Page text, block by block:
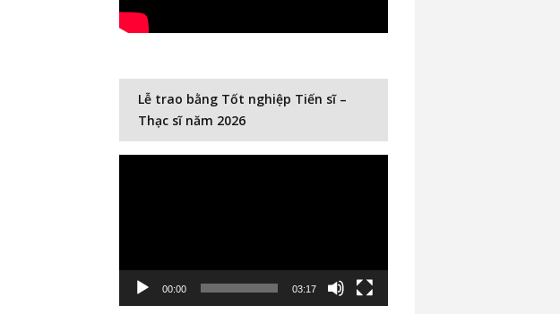
Lễ trao bằng Tốt nghiệp Tiến sĩ –
Thạc sĩ năm 2026
00:00 03:17